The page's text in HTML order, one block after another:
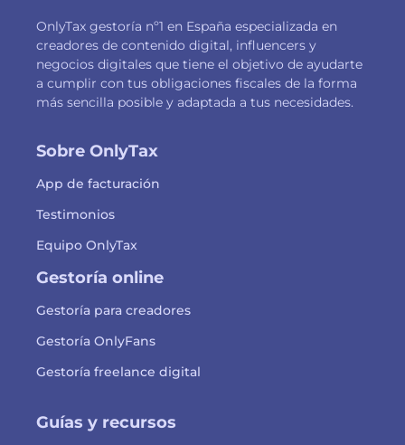
OnlyTax gestoría nº1 en España especializada en
creadores de contenido digital, influencers y
negocios digitales que tiene el objetivo de ayudarte
a cumplir con tus obligaciones fiscales de la forma
más sencilla posible y adaptada a tus necesidades.
Sobre OnlyTax
App de facturación
Testimonios
Equipo OnlyTax
Gestoría online
Gestoría para creadores
Gestoría OnlyFans
Gestoría freelance digital
Guías y recursos